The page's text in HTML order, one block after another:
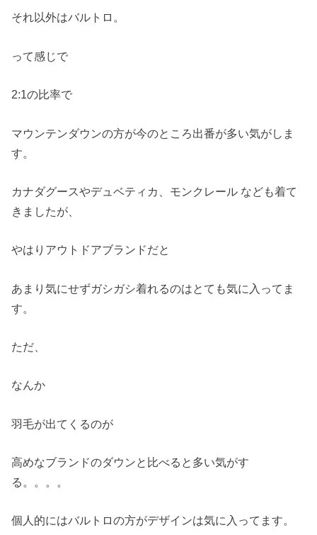
それ以外はバルトロ。
って感じで
2:1の比率で
マウンテンダウンの方が今のところ出番が多い気がしま
す。
カナダグースやデュベティカ、モンクレール なども着て
きましたが、
やはりアウトドアブランドだと
あまり気にせずガシガシ着れるのはとても気に入ってま
す。
ただ、
なんか
羽毛が出てくるのが
高めなブランドのダウンと比べると多い気がす
る。。。。
個人的にはバルトロの方がデザインは気に入ってます。